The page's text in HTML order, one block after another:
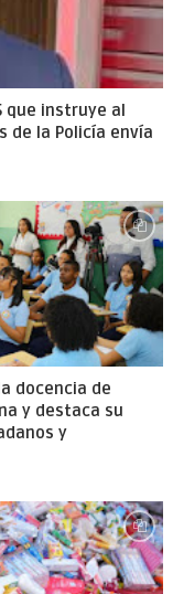
que instruye al
de la Policía envía
docencia de
y destaca su
y